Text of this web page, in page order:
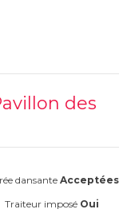
des
dansanteAcceptées
Traiteur imposé Oui